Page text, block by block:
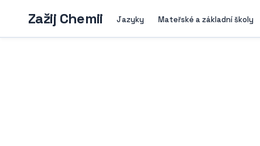
Zažij Chemii Jazyky Mateřské a základní školy